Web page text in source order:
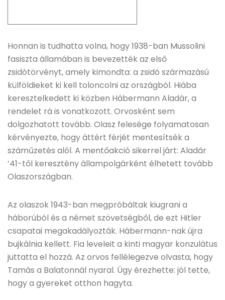
Honnan is tudhatta volna, hogy 1938-ban Mussolini
fasiszta államában is bevezették az első
zsidótörvényt, amely kimondta: a zsidó származású
külföldieket ki kell toloncolni az országból. Hiába
keresztelkedett ki közben Hábermann Aladár, a
rendelet rá is vonatkozott. Orvosként sem
dolgozhatott tovább. Olasz felesége folyamatosan
kérvényezte, hogy áttért férjét mentesítsék a
száműzetés alól. A mentőakció sikerrel járt: Aladár
’41-től keresztény állampolgárként élhetett tovább
Olaszországban.
Az olaszok 1943-ban megpróbáltak kiugrani a
háborúból és a német szövetségből, de ezt Hitler
csapatai megakadályozták. Hábermann-nak újra
bujkálnia kellett. Fia leveleit a kinti magyar konzulátus
juttatta el hozzá. Az orvos fellélegezve olvasta, hogy
Tamás a Balatonnál nyaral. Úgy érezhette: jól tette,
hogy a gyereket otthon hagyta.